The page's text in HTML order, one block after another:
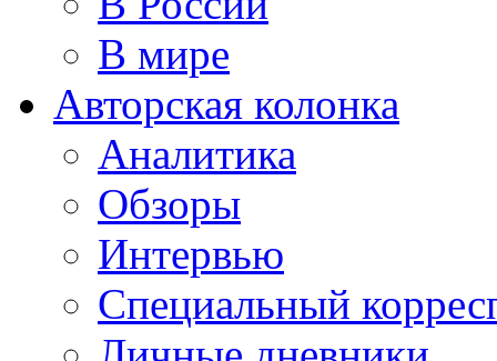
В мире
Авторская колонка
Аналитика
Обзоры
Интервью
Специальный